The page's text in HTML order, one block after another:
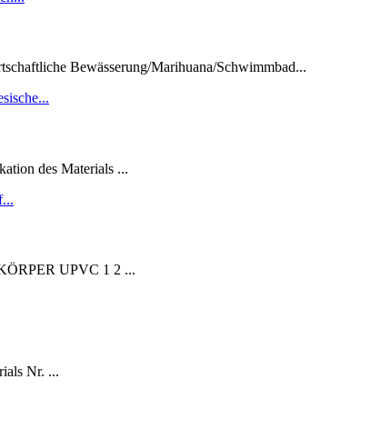
Bewässerung/Marihuana/Schwimmbad...
des Materials ...
UPVC 1 2 ...
Nr. ...